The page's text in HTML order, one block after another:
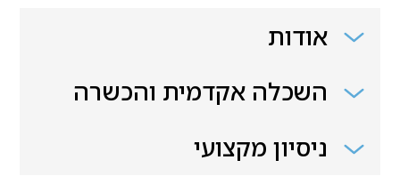
אודות
השכלה אקדמית והכשרה
ניסיון מקצועי